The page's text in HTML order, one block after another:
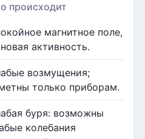
происходит
магнитное поле,
активность.
возмущения;
только приборам.
буря: возможны
колебания